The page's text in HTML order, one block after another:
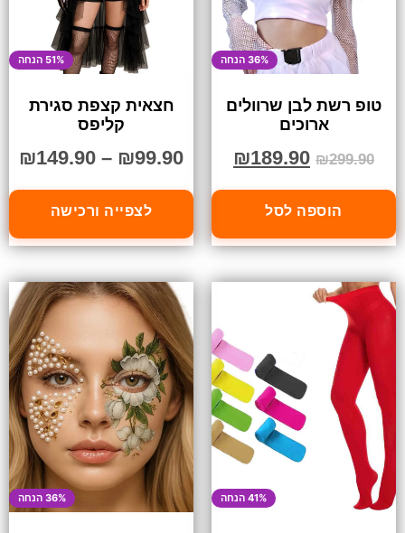
36% הנחה
טופ רשת לבן שרוולים
ארוכים
₪299.90
₪189.90
הוספה לסל
51% הנחה
חצאית קצפת סגירת
קליפס
₪99.90
–
₪149.90
לצפייה ורכישה
41% הנחה 36% הנחה